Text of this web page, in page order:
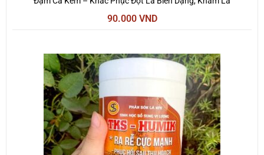
90.000 VND